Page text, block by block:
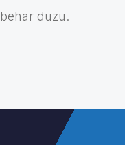
behar duzu.